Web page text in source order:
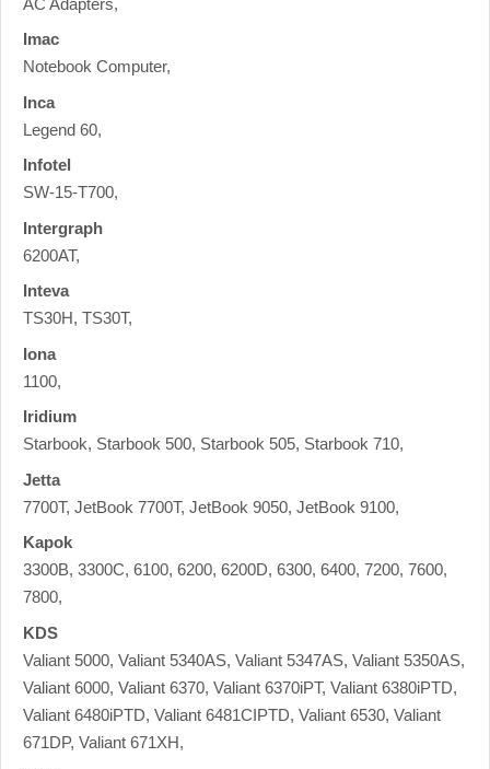
Imac
Notebook Computer,
Inca
Legend 60,
Infotel
SW-15-T700,
Intergraph
6200AT,
Inteva
TS30H, TS30T,
Iona
1100,
Iridium
Starbook, Starbook 500, Starbook 505, Starbook 710,
Jetta
7700T, JetBook 7700T, JetBook 9050, JetBook 9100,
Kapok
3300B, 3300C, 6100, 6200, 6200D, 6300, 6400, 7200, 7600,
7800,
KDS
Valiant 5000, Valiant 5340AS, Valiant 5347AS, Valiant 5350AS,
Valiant 6000, Valiant 6370, Valiant 6370iPT, Valiant 6380iPTD,
Valiant 6480iPTD, Valiant 6481CIPTD, Valiant 6530, Valiant
671DP, Valiant 671XH,